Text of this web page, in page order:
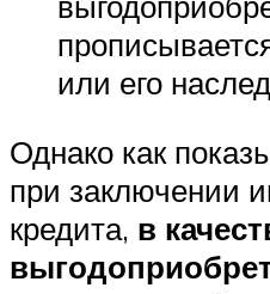
или его
Однако как
при заключении
кредита, в